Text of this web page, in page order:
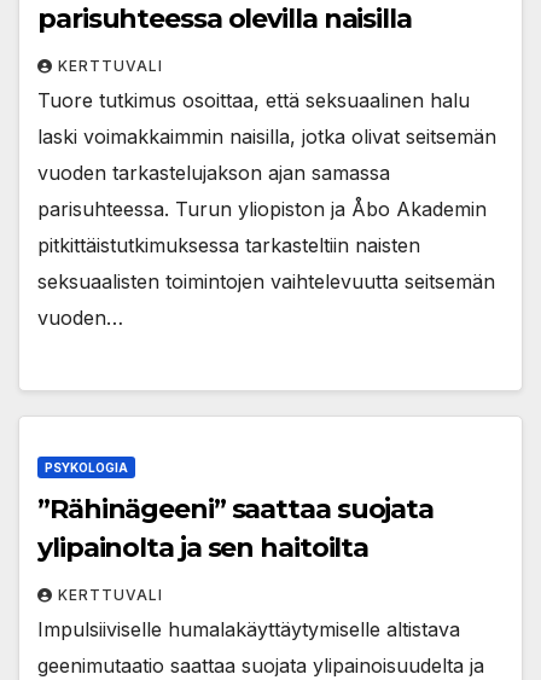
parisuhteessa olevilla naisilla
KERTTUVALI
Tuore tutkimus osoittaa, että seksuaalinen halu
laski voimakkaimmin naisilla, jotka olivat seitsemän
vuoden tarkastelujakson ajan samassa
parisuhteessa. Turun yliopiston ja Åbo Akademin
pitkittäistutkimuksessa tarkasteltiin naisten
seksuaalisten toimintojen vaihtelevuutta seitsemän
vuoden…
PSYKOLOGIA
”Rähinägeeni” saattaa suojata
ylipainolta ja sen haitoilta
KERTTUVALI
Impulsiiviselle humalakäyttäytymiselle altistava
geenimutaatio saattaa suojata ylipainoisuudelta ja